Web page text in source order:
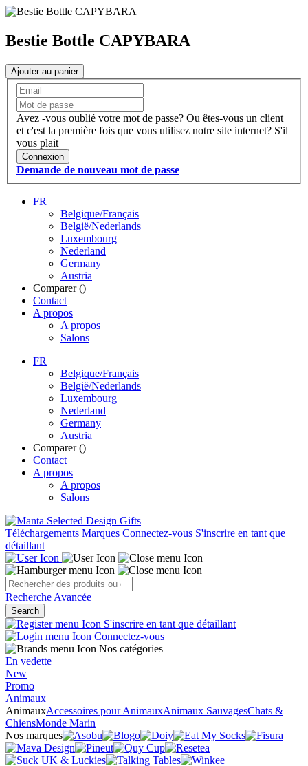
Bestie Bottle CAPYBARA
Ajouter au panier
Avez -vous oublié votre mot de passe? Ou êtes-vous un client
et c'est la première fois que vous utilisez notre site internet? S'il
vous plait
Connexion
Demande de nouveau mot de passe
FR
Belgique/Français
België/Nederlands
Luxembourg
Nederland
Germany
Austria
Comparer ()
Contact
A propos
A propos
Salons
FR
Belgique/Français
België/Nederlands
Luxembourg
Nederland
Germany
Austria
Comparer ()
Contact
A propos
A propos
Salons
Téléchargements Marques Connectez-vous S'inscrire en tant que
détaillant
Recherche Avancée
Search
S'inscrire en tant que détaillant
Connectez-vous
Nos catégories
En vedette
New
Promo
Animaux
AnimauxAccessoires pour AnimauxAnimaux SauvagesChats &
ChiensMonde Marin
Nos marques